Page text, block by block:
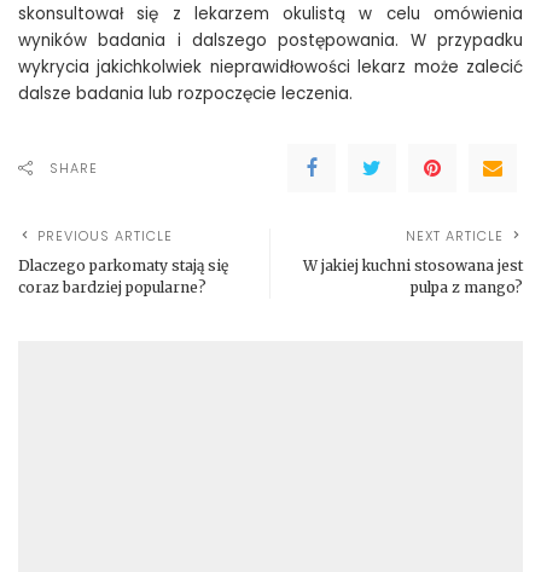
skonsultował się z lekarzem okulistą w celu omówienia
wyników badania i dalszego postępowania. W przypadku
wykrycia jakichkolwiek nieprawidłowości lekarz może zalecić
dalsze badania lub rozpoczęcie leczenia.
SHARE
PREVIOUS ARTICLE
Dlaczego parkomaty stają się
coraz bardziej popularne?
NEXT ARTICLE
W jakiej kuchni stosowana jest
pulpa z mango?